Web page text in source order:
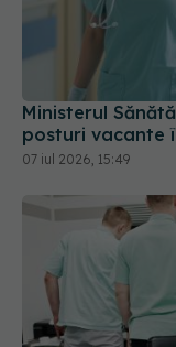
Ministerul
posturi vacante
07 iul 2026, 15:49